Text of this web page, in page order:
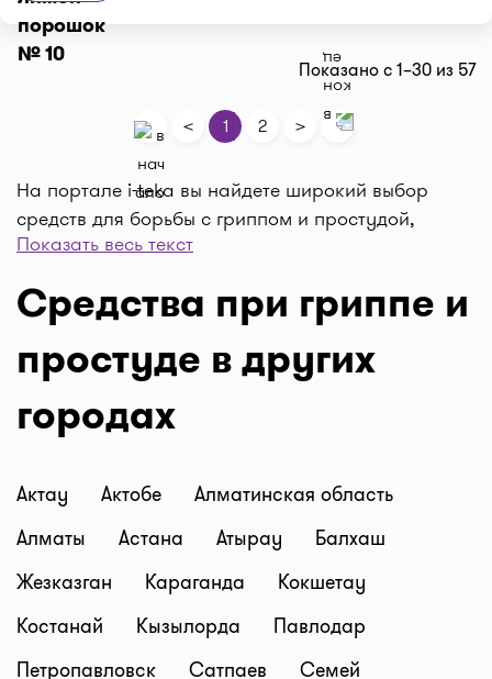
Показано с 1–30 из 57
< 1 2 >
На портале i-teka вы найдете широкий выбор
средств для борьбы с гриппом и простудой,
которые помогут быстро вернуть здоровье и
важно своевременно принять меры при первых
признаках заболевания, поэтому предлагаем
только качественные препараты, которые
эффективно справляются с симптомами и
способствуют быстрому выздоровлению. Наши
средства помогут вам облегчить состояние,
повседневной жизни, не выходя из дома.
Заботьтесь о своем здоровье с i-teka и оставайтесь
Какие препараты от гриппа и
простуды можно приобрести с
помощью нашего портала
Показать весь текст
Средства при гриппе и
простуде в других
городах
Актау Актобе
Алматинская область
Алматы
Астана Атырау
Балхаш
Жезказган
Караганда
Кокшетау
Костанай
Кызылорда
Павлодар
Петропавловск
Сатпаев
Семей